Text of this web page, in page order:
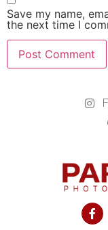
Save my name,
the next time I